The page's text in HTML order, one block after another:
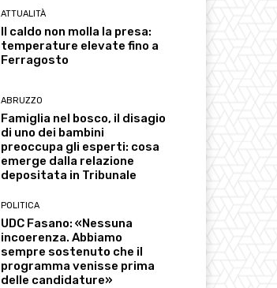
ATTUALITÀ
Il caldo non molla la presa:
temperature elevate fino a
Ferragosto
ABRUZZO
Famiglia nel bosco, il disagio
di uno dei bambini
preoccupa gli esperti: cosa
emerge dalla relazione
depositata in Tribunale
POLITICA
UDC Fasano: «Nessuna
incoerenza. Abbiamo
sempre sostenuto che il
programma venisse prima
delle candidature»